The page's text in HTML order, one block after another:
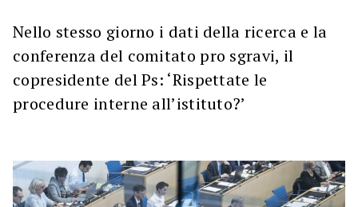
Nello stesso giorno i dati della ricerca e la
conferenza del comitato pro sgravi, il
copresidente del Ps: ‘Rispettate le
procedure interne all’istituto?’